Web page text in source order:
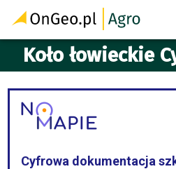
Koło łowieckie
Cyfrowa dokumentacja